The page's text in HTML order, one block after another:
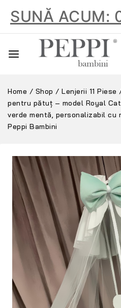
SUNĂ ACUM:
Home / Shop / Lenjerii 11 Piese
pentru pătuț – model Royal
verde mentă, personalizabil cu
Peppi Bambini